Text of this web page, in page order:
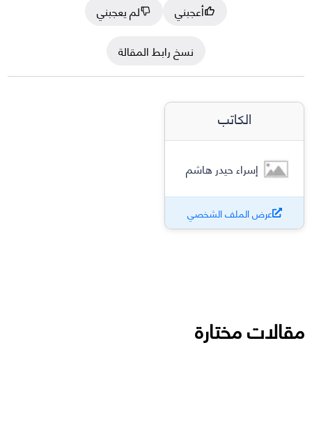
أعجبني
لم يعجبني
نسخ رابط المقالة
الكاتب
إسراء حيدر هاشم
عرض الملف الشخصي
مقالات مختارة